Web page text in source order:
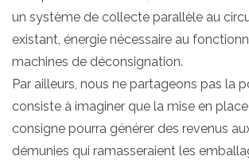
un système de collecte parallèle au
existant, énergie nécessaire au
machines de déconsignation.
Par ailleurs, nous ne partageons pas la
consiste à imaginer que la mise en
consigne pourra générer des revenus
démunies qui ramasseraient les